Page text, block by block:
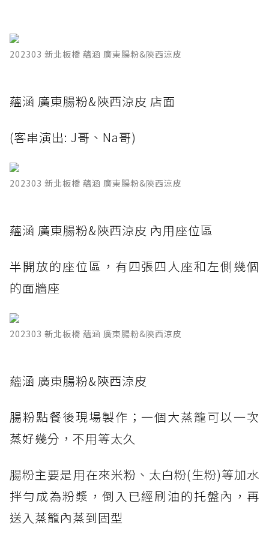
202303 新北板橋 蘊涵 廣東腸粉&陝西涼皮
蘊涵 廣東腸粉&陝西涼皮 店面
(客串演出: J哥、Na哥)
202303 新北板橋 蘊涵 廣東腸粉&陝西涼皮
蘊涵 廣東腸粉&陝西涼皮 內用座位區
半開放的座位區，有四張四人座和左側幾個
的面牆座
202303 新北板橋 蘊涵 廣東腸粉&陝西涼皮
蘊涵 廣東腸粉&陝西涼皮
腸粉點餐後現場製作；一個大蒸籠可以一次
蒸好幾分，不用等太久
腸粉主要是用在來米粉、太白粉(生粉)等加水
拌勻成為粉漿，倒入已經刷油的托盤內，再
送入蒸籠內蒸到固型